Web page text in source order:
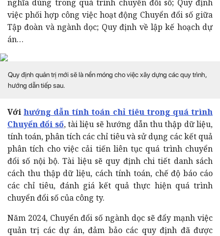
nghĩa dùng trong quá trình chuyển đổi số; Quy định
việc phối hợp công việc hoạt động Chuyển đổi số giữa
Tập đoàn và ngành dọc; Quy định về lập kế hoạch dự
án…
Quy định quản trị mới sẽ là nền móng cho việc xây dựng các quy trình,
hướng dẫn tiếp sau.
Vớihướng dẫn tính toán chỉ tiêu trong quá trình
Chuyển đổi số, tài liệu sẽ hướng dẫn thu thập dữ liệu,
tính toán, phân tích các chỉ tiêu và sử dụng các kết quả
phân tích cho việc cải tiến liên tục quá trình chuyển
đổi số nội bộ. Tài liệu sẽ quy định chi tiết danh sách
cách thu thập dữ liệu, cách tính toán, chế độ báo cáo
các chỉ tiêu, đánh giá kết quả thực hiện quá trình
chuyển đổi số của công ty.
Năm 2024, Chuyển đổi số ngành dọc sẽ đẩy mạnh việc
quản trị các dự án, đảm bảo các quy định đã được